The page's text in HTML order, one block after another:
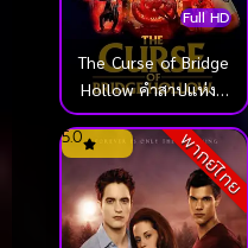
Full HD
The Curse of Bridge
Hollow คำสาปแห่งบ
ริดจ์ฮอลโลว์ (2022)
พากย์ไทย
5.0